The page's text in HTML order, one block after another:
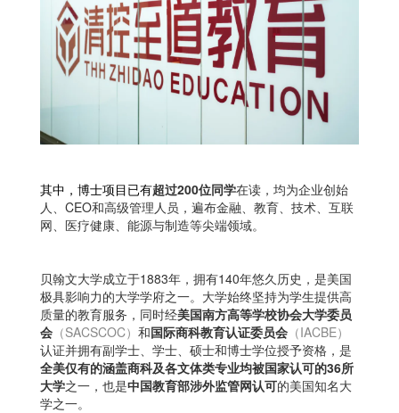
其中，博士项目已有超过200位同学在读，均为企业创始
人、CEO和高级管理人员，遍布金融、教育、技术、互联
网、医疗健康、能源与制造等尖端领域。
贝翰文大学成立于1883年，拥有140年悠久历史，是美国
极具影响力的大学学府之一。大学始终坚持为学生提供高
质量的教育服务，同时经美国南方高等学校协会大学委员
会 （SACSCOC） 和国际商科教育认证委员会 （IACBE）
认证并拥有副学士、学士、硕士和博士学位授予资格，是
全美仅有的涵盖商科及各文体类专业均被国家认可的36所
大学之一，也是中国教育部涉外监管网认可的美国知名大
学之一。